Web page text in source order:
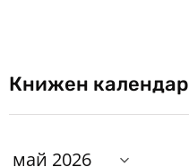
Книжен календар